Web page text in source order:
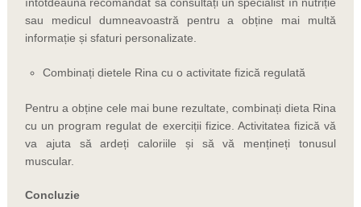
sau medicul dumneavoastră pentru a obține mai multă
informație și sfaturi personalizate.
Combinați dietele Rina cu o activitate fizică regulată
Pentru a obține cele mai bune rezultate, combinați dieta Rina
cu un program regulat de exerciții fizice. Activitatea fizică vă
va ajuta să ardeți caloriile și să vă mențineți tonusul
muscular.
Concluzie